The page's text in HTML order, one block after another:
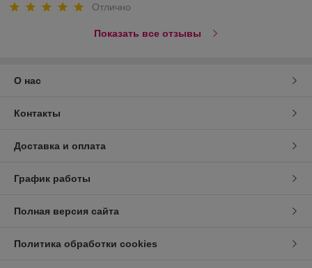
Отлично
Показать все отзывы
О нас
Контакты
Доставка и оплата
График работы
Полная версия сайта
Политика обработки cookies